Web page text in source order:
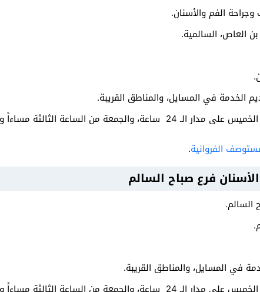
الفم والأسنان.
العاص، السالمية.
الخدمة في المسايل، والمناطق القريبة.
الثالثة مساءاً وحتى الساعة التاسعة مساءاً.
الفروانية.
فرع صباح السالم
في المسايل، والمناطق القريبة.